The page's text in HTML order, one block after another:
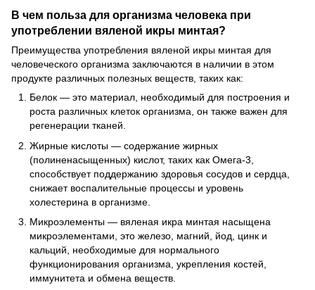
В чем польза для организма человека при
употреблении вяленой икры минтая?
Преимущества употребления вяленой икры минтая для
человеческого организма заключаются в наличии в этом
продукте различных полезных веществ, таких как:
Белок — это материал, необходимый для построения и
роста различных клеток организма, он также важен для
регенерации тканей.
Жирные кислоты — содержание жирных
(полиненасыщенных) кислот, таких как Омега-3,
способствует поддержанию здоровья сосудов и сердца,
снижает воспалительные процессы и уровень
холестерина в организме.
Микроэлементы — вяленая икра минтая насыщена
микроэлементами, это железо, магний, йод, цинк и
кальций, необходимые для нормального
функционирования организма, укрепления костей,
иммунитета и обмена веществ.